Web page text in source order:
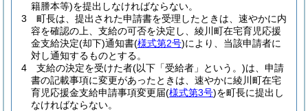
籍謄本等)を提出しなければならない。
3
町長は、提出された申請書を受理したときは、速やかに内
容を確認の上、支給の可否を決定し、綾川町在宅育児応援
金支給決定(却下)通知書(様式第2号)により、当該申請者に
対し通知するものとする。
4
支給の決定を受けた者(以下「受給者」という。)は、申請
書の記載事項に変更があったときは、速やかに綾川町在宅
育児応援金支給申請事項変更届(様式第3号)を町長に提出し
なければならない。